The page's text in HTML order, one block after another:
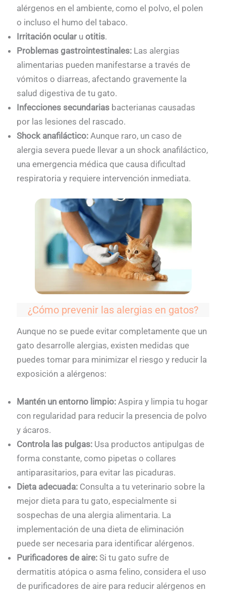
alérgenos en el ambiente, como el polvo, el polen
o incluso el humo del tabaco.
Irritación ocularuotitis.
Problemas gastrointestinales: Las alergias
alimentarias pueden manifestarse a través de
vómitos o diarreas, afectando gravemente la
salud digestiva de tu gato.
Infecciones secundarias bacterianas causadas
por las lesiones del rascado.
Shock anafiláctico: Aunque raro, un caso de
alergia severa puede llevar a un shock anafiláctico,
una emergencia médica que causa dificultad
respiratoria y requiere intervención inmediata.
¿Cómo prevenir las alergias en gatos?
Aunque no se puede evitar completamente que un
gato desarrolle alergias, existen medidas que
puedes tomar para minimizar el riesgo y reducir la
exposición a alérgenos:
Mantén un entorno limpio: Aspira y limpia tu hogar
con regularidad para reducir la presencia de polvo
y ácaros.
Controla las pulgas: Usa productos antipulgas de
forma constante, como pipetas o collares
antiparasitarios, para evitar las picaduras.
Dieta adecuada: Consulta a tu veterinario sobre la
mejor dieta para tu gato, especialmente si
sospechas de una alergia alimentaria. La
implementación de una dieta de eliminación
puede ser necesaria para identificar alérgenos.
Purificadores de aire:Si tu gato sufre de
dermatitis atópica o asma felino, considera el uso
de purificadores de aire para reducir alérgenos en